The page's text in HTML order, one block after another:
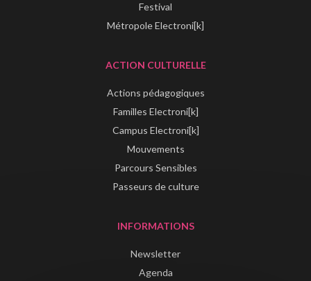
Festival
Métropole Electroni[k]
ACTION CULTURELLE
Actions pédagogiques
Familles Electroni[k]
Campus Electroni[k]
Mouvements
Parcours Sensibles
Passeurs de culture
INFORMATIONS
Newsletter
Agenda